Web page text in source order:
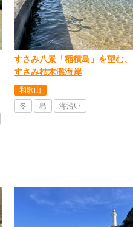
すさみ八景「稲積島」を望む、
すさみ枯木灘海岸
和歌山
冬
島 海沿い